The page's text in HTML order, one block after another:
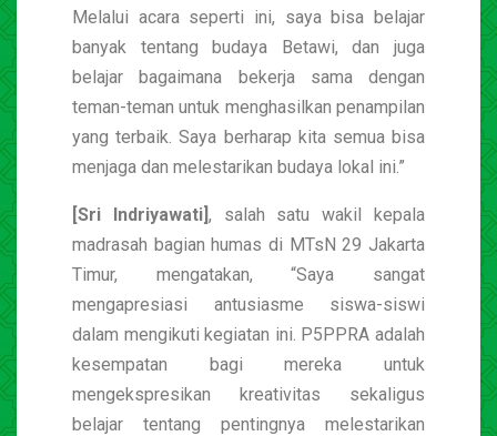
Melalui acara seperti ini, saya bisa belajar
banyak tentang budaya Betawi, dan juga
belajar bagaimana bekerja sama dengan
teman-teman untuk menghasilkan penampilan
yang terbaik. Saya berharap kita semua bisa
menjaga dan melestarikan budaya lokal ini.”
[Sri Indriyawati], salah satu wakil kepala
madrasah bagian humas di MTsN 29 Jakarta
Timur, mengatakan, “Saya sangat
mengapresiasi antusiasme siswa-siswi
dalam mengikuti kegiatan ini. P5PPRA adalah
kesempatan bagi mereka untuk
mengekspresikan kreativitas sekaligus
belajar tentang pentingnya melestarikan